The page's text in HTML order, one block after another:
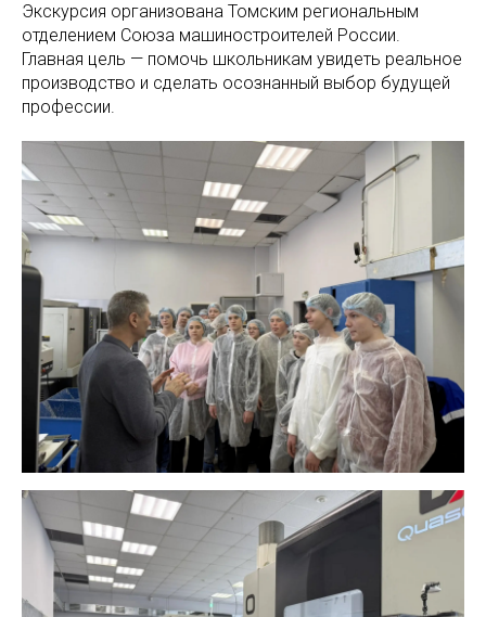
Экскурсия организована Томским региональным
отделением Союза машиностроителей России.
Главная цель — помочь школьникам увидеть реальное
производство и сделать осознанный выбор будущей
профессии.